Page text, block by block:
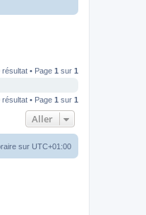
• Page 1 sur 1
• Page 1 sur 1
Aller
sur UTC+01:00